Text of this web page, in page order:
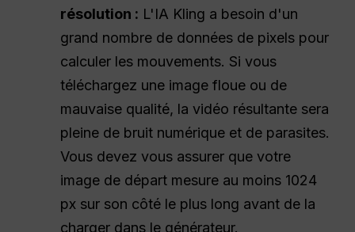
résolution : L'IA Kling a besoin d'un
grand nombre de données de pixels pour
calculer les mouvements. Si vous
téléchargez une image floue ou de
mauvaise qualité, la vidéo résultante sera
pleine de bruit numérique et de parasites.
Vous devez vous assurer que votre
image de départ mesure au moins 1024
px sur son côté le plus long avant de la
charger dans le générateur.